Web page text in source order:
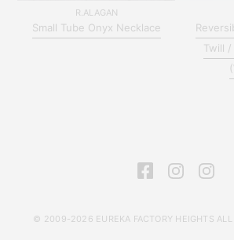
R.ALAGAN
Small Tube Onyx Necklace
Twill
© 2009-2026 EUREKA FACTORY HEIGHTS ALL